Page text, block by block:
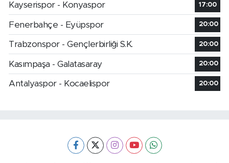
Kayserispor - Konyaspor
17:00
Fenerbahçe - Eyüpspor 20:00
Trabzonspor - Gençlerbirliği S.K. 20:00
Kasımpaşa - Galatasaray 20:00
Antalyaspor - Kocaelispor 20:00